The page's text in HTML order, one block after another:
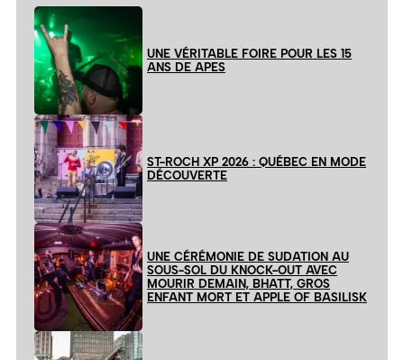
UNE VÉRITABLE FOIRE POUR LES 15
ANS DE APES
ST-ROCH XP 2026 : QUÉBEC EN MODE
DÉCOUVERTE
UNE CÉRÉMONIE DE SUDATION AU
SOUS-SOL DU KNOCK-OUT AVEC
MOURIR DEMAIN, BHATT, GROS
ENFANT MORT ET APPLE OF BASILISK